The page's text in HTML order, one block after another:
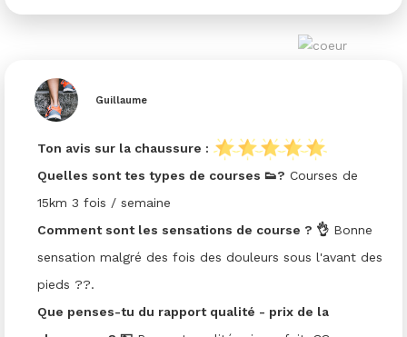
Guillaume
Ton avis sur la chaussure :
Quelles sont tes types de courses 👟? Courses de
15km 3 fois / semaine
Comment sont les sensations de course ? 👌Bonne
sensation malgré des fois des douleurs sous l'avant des
pieds ??.
Que penses-tu du rapport qualité - prix de la